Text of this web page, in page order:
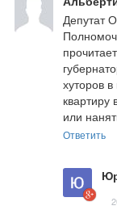
Депутат
хуторов
квартиру
или
Ответить